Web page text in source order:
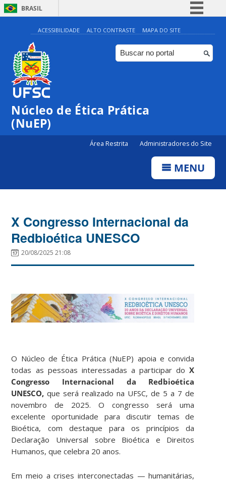
BRASIL
Simplifique!
Comunica BR
Participe
ACESSIBILIDADE ALTO CONTRASTE MAPA DO SITE
Núcleo de Ética Prática
(NuEP)
Área Restrita Administradores do Site
MENU
X Congresso Internacional da
Redbioética UNESCO
20/08/2025 21:08
O Núcleo de Ética Prática (NuEP) apoia e convida
todas as pessoas interessadas a participar doX
Congresso Internacional da Redbioética
UNESCO,que será realizado na UFSC, de 5 a 7 de
novembro de 2025. O congresso será uma
excelente oportunidade para discutir temas de
Bioética, com destaque para os princípios da
Declaração Universal sobre Bioética e Direitos
Humanos, que celebra 20 anos.
Em meio a crises interconectadas — humanitárias,